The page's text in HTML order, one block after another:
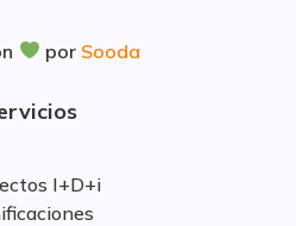
por Sooda
I+D+i